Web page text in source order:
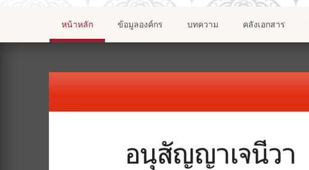
หน้าหลัก ข้อมูลองค์กร บทความ คลังเอกสาร